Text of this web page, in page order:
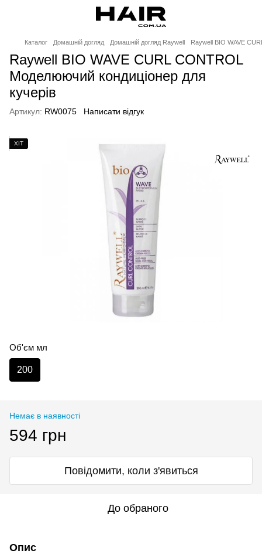
Каталог Домашній догляд Домашній догляд Raywell Raywell BIO WAVE
Raywell BIO WAVE CURL CONTROL
Моделюючий кондиціонер для
кучерів
Артикул: RW0075 Написати відгук
ХІТ
Об'єм мл
200
Немає в наявності
594 грн
Повідомити, коли з'явиться
До обраного
Опис